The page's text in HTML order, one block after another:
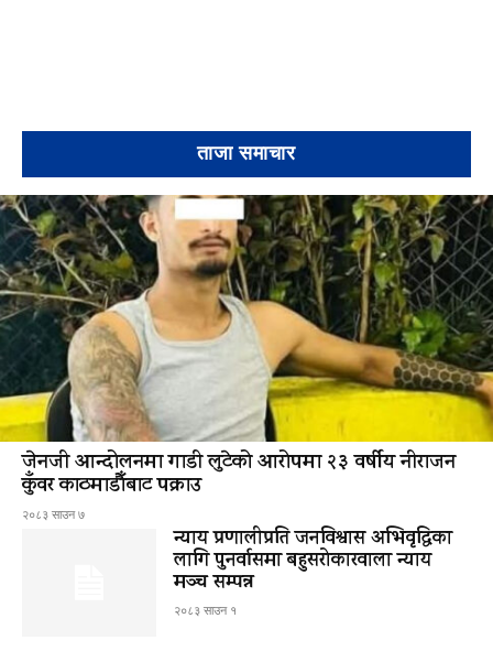
ताजा समाचार
जेनजी आन्दोलनमा गाडी लुटेको आरोपमा २३ वर्षीय नीराजन
कुँवर काठमाडौँबाट पक्राउ
२०८३ साउन ७
न्याय प्रणालीप्रति जनविश्वास अभिवृद्धिका
लागि पुनर्वासमा बहुसरोकारवाला न्याय
मञ्च सम्पन्न
२०८३ साउन १